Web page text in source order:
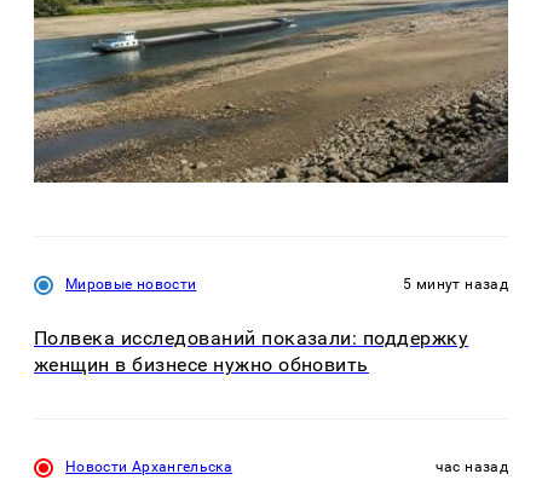
Мировые новости 5 минут назад
Полвека исследований показали: поддержку
женщин в бизнесе нужно обновить
Новости Архангельска час назад